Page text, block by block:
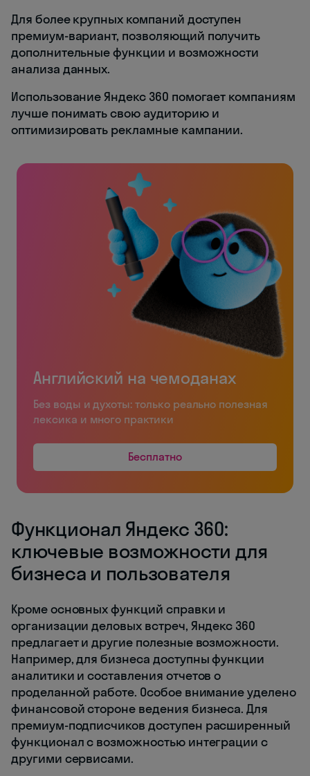
Для более крупных компаний доступен
премиум-вариант, позволяющий получить
дополнительные функции и возможности
анализа данных.
Использование Яндекс 360 помогает компаниям
лучше понимать свою аудиторию и
оптимизировать рекламные кампании.
Английский на чемоданах
Без воды и духоты: только реально полезная
лексика и много практики
Бесплатно
Функционал Яндекс 360:
ключевые возможности для
бизнеса и пользователя
Кроме основных функций справки и
организации деловых встреч, Яндекс 360
предлагает и другие полезные возможности.
Например, для бизнеса доступны функции
аналитики и составления отчетов о
проделанной работе. Особое внимание уделено
финансовой стороне ведения бизнеса. Для
премиум-подписчиков доступен расширенный
функционал с возможностью интеграции с
другими сервисами.